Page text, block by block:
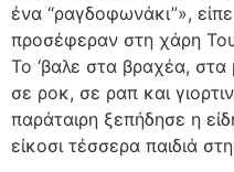
ένα “ραγδοφωνάκι”»,
προσέφεραν στη χάρη
Το ‘βαλε στα βραχέα,
σε ροκ, σε ραπ και
παράταιρη ξεπήδησε η
είκοσι τέσσερα παιδιά